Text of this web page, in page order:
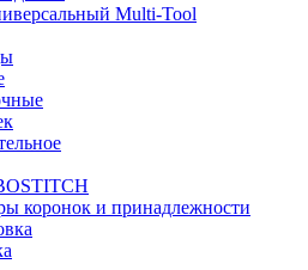
Multi-Tool
коронок и принадлежности